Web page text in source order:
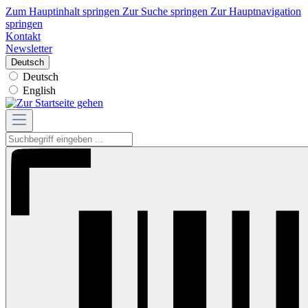
Zum Hauptinhalt springen Zur Suche springen Zur Hauptnavigation
springen
Kontakt
Newsletter
Deutsch
Deutsch
English